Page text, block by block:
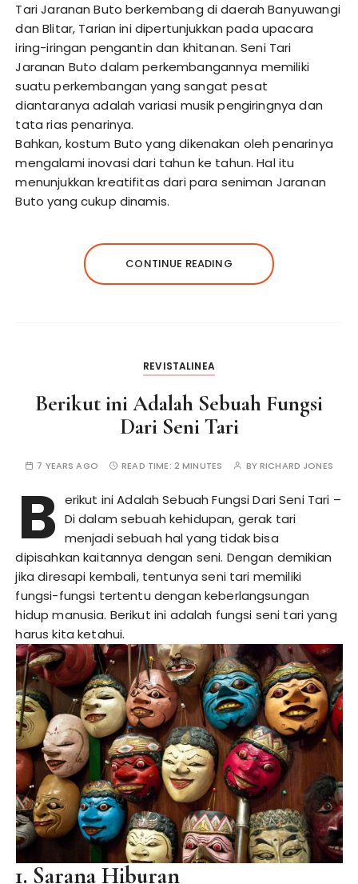
Tari Jaranan Buto berkembang di daerah Banyuwangi
dan Blitar, Tarian ini dipertunjukkan pada upacara
iring-iringan pengantin dan khitanan. Seni Tari
Jaranan Buto dalam perkembangannya memiliki
suatu perkembangan yang sangat pesat
diantaranya adalah variasi musik pengiringnya dan
tata rias penarinya.
Bahkan, kostum Buto yang dikenakan oleh penarinya
mengalami inovasi dari tahun ke tahun. Hal itu
menunjukkan kreatifitas dari para seniman Jaranan
Buto yang cukup dinamis.
CONTINUE READING
REVISTALINEA
Berikut ini Adalah Sebuah Fungsi
Dari Seni Tari
7 YEARS AGO READ TIME: 2 MINUTES BYRICHARD JONES
B erikut ini Adalah Sebuah Fungsi Dari Seni Tari –
Di dalam sebuah kehidupan, gerak tari
menjadi sebuah hal yang tidak bisa
dipisahkan kaitannya dengan seni. Dengan demikian
jika diresapi kembali, tentunya seni tari memiliki
fungsi-fungsi tertentu dengan keberlangsungan
hidup manusia. Berikut ini adalah fungsi seni tari yang
harus kita ketahui.
1. Sarana Hiburan